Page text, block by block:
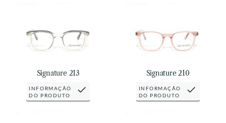
Signature 213
INFORMAÇÃO
DO PRODUTO
Signature 210
INFORMAÇÃO
DO PRODUTO